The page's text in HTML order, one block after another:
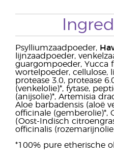
Psylliumzaadpoeder,
lijnzaadpoeder,
guargompoeder, Yucca
wortelpoeder, cellulose,
protease 3.0, protease
(venkelolie)*, fytase,
(anijsolie)*, Artemisia
Aloe barbadensis (aloë
officinale (gemberolie)*,
(Oost-Indisch
officinalis
*100% pure etherische